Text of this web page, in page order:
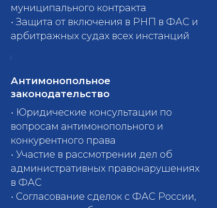
муниципального контракта
• Защита от включения в РНП в ФАС и
арбитражных судах всех инстанций
Антимонопольное
законодательство
• Юридические консультации по
вопросам антимонопольного и
конкурентного права
• Участие в рассмотрении дел об
административных правонарушениях
в ФАС
• Cогласование сделок с ФАС России,